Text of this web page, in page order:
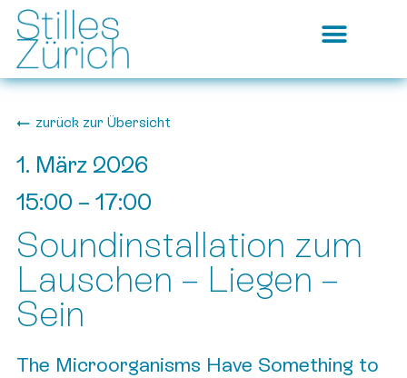
zurück zur Übersicht
1. März 2026
15:00 – 17:00
Soundinstallation zum
Lauschen – Liegen –
Sein
The Microorganisms Have Something to